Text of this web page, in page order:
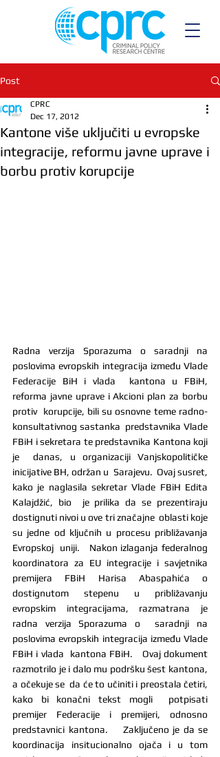
Post
Kantone više uključiti u evropske
integracije, reformu javne uprave i
borbu protiv korupcije
CPRC
Dec 17, 2012
Radna verzija Sporazuma o saradnji na
poslovima evropskih integracija između Vlade
Federacije BiH i vlada  kantona u FBiH,
reforma javne uprave i Akcioni plan za borbu
protiv  korupcije, bili su osnovne teme radno-
konsultativnog sastanka  predstavnika Vlade
FBiH i sekretara te predstavnika Kantona koji
je  danas, u organizaciji Vanjskopolitičke
inicijative BH, održan u  Sarajevu.  Ovaj susret,
kako je naglasila sekretar Vlade FBiH Edita
Kalajdžić, bio  je prilika da se prezentiraju
dostignuti nivoi u ove tri značajne  oblasti koje
su jedne od ključnih u procesu približavanja
Evropskoj  uniji.   Nakon izlaganja federalnog
koordinatora za EU integracije i savjetnika
premijera FBiH Harisa Abaspahića o
dostignutom stepenu u približavanju
evropskim integracijama, razmatrana je
radna verzija Sporazuma o  saradnji na
poslovima evropskih integracija između Vlade
FBiH i vlada  kantona FBiH.   Ovaj dokument
razmotrilo je i dalo mu podršku šest kantona,
a očekuje se  da će to učiniti i preostala četiri,
kako bi konačni tekst mogli  potpisati
premijer Federacije i premijeri, odnosno
predstavnici kantona.    Zaključeno je da se
koordinacija insitucionalno ojača i u tom